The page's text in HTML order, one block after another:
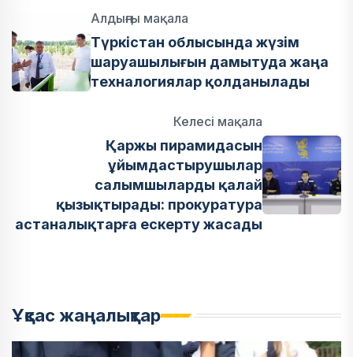
Алдыңғы мақала
Түркістан облысында жүзім
шаруашылығын дамытуда жаңа
техналогиялар қолданылады
Келесі мақала
Қаржы пирамидасын
ұйымдастырушылар
салымшыларды қалай
қызықтырады: прокуратура
астаналықтарға ескерту жасады
Ұқсас жаңалықтар